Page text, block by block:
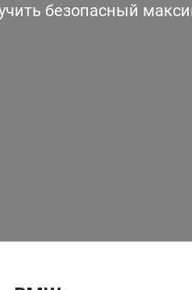
безопасный